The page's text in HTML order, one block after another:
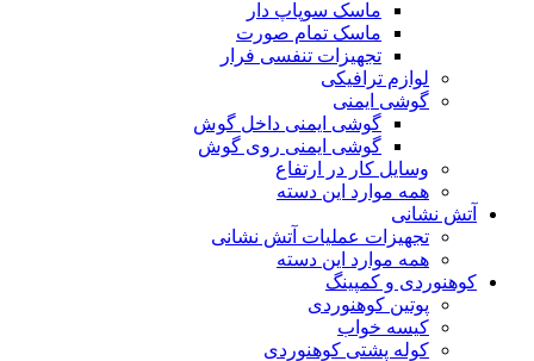
ماسک سوپاپ دار
ماسک تمام صورت
تجهیزات تنفسی فرار
لوازم ترافیکی
گوشی ایمنی
گوشی ایمنی داخل گوش
گوشی ایمنی روی گوش
وسایل کار در ارتفاع
همه موارد این دسته
آتش نشانی
تجهیزات عملیات آتش نشانی
همه موارد این دسته
کوهنوردی و کمپینگ
پوتین کوهنوردی
کیسه خواب
کوله پشتی کوهنوردی